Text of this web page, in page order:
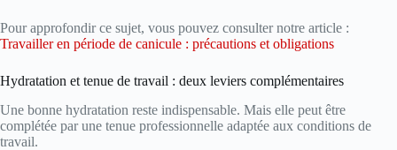
Pour approfondir ce sujet, vous pouvez consulter notre article :
Travailler en période de canicule : précautions et obligations
Hydratation et tenue de travail : deux leviers complémentaires
Une bonne hydratation reste indispensable. Mais elle peut être
complétée par une tenue professionnelle adaptée aux conditions de
travail.